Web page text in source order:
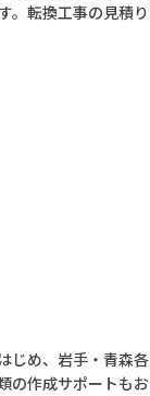
。転換工事の見積り
じめ、岩手・青森各
の作成サポートもお